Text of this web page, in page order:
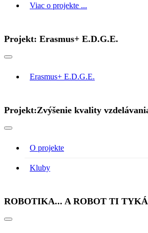
Viac o projekte ...
Projekt: Erasmus+ E.D.G.E.
Erasmus+ E.D.G.E.
Projekt:Zvýšenie kvality
O projekte
Kluby
ROBOTIKA... A ROBOT TI